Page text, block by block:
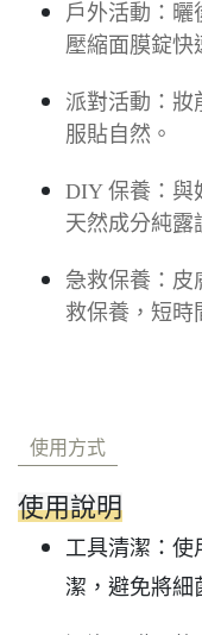
戶外活動：曬
壓縮面膜錠快
派對活動：妝
服貼自然。
DIY 保養：與
天然成分純露
急救保養：皮
救保養，短時
使用方式
使用說明
工具清潔：使
潔，避免將細